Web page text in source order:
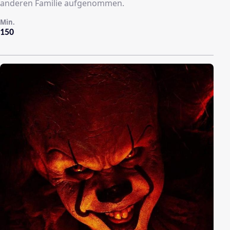
anderen Familie aufgenommen.
150
Min.